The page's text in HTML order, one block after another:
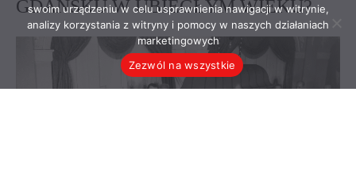
swoim urządzeniu w celu usprawnienia nawigacji w witrynie,
analizy korzystania z witryny i pomocy w naszych działaniach
marketingowych
Zezwól na wszystkie